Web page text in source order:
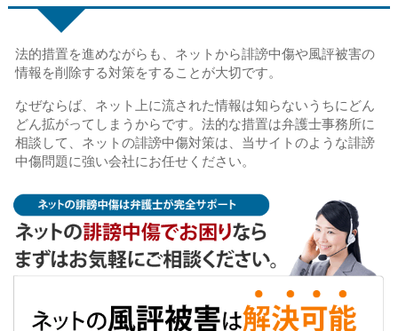
法的措置を進めながらも、ネットから誹謗中傷や風評被害の
情報を削除する対策をすることが大切です。
なぜならば、ネット上に流された情報は知らないうちにどん
どん拡がってしまうからです。法的な措置は弁護士事務所に
相談して、ネットの誹謗中傷対策は、当サイトのような誹謗
中傷問題に強い会社にお任せください。